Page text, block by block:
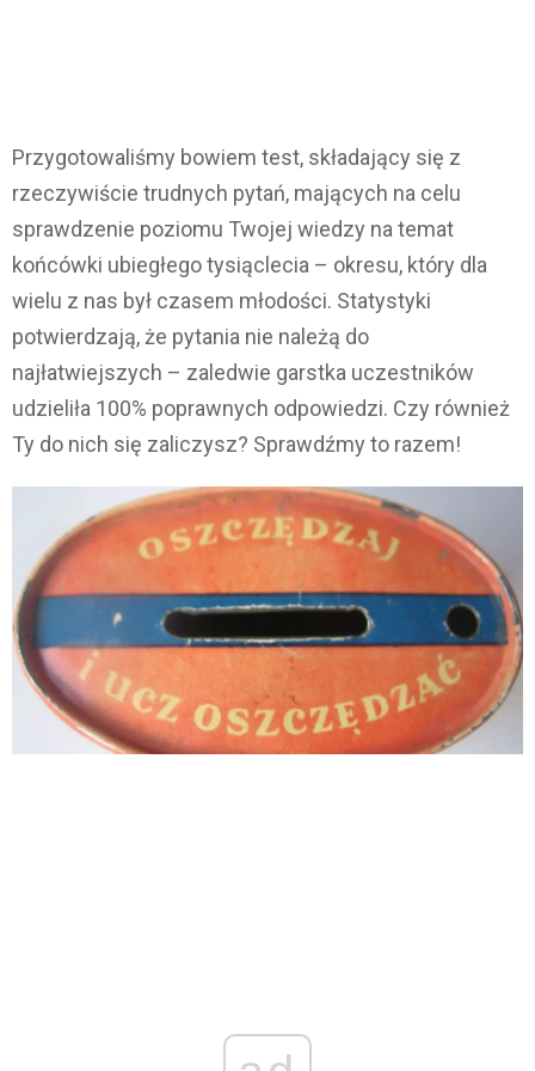
Przygotowaliśmy bowiem test, składający się z
rzeczywiście trudnych pytań, mających na celu
sprawdzenie poziomu Twojej wiedzy na temat
końcówki ubiegłego tysiąclecia – okresu, który dla
wielu z nas był czasem młodości. Statystyki
potwierdzają, że pytania nie należą do
najłatwiejszych – zaledwie garstka uczestników
udzieliła 100% poprawnych odpowiedzi. Czy również
Ty do nich się zaliczysz? Sprawdźmy to razem!